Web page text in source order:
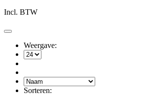
Incl. BTW
Weergave:
Sorteren: